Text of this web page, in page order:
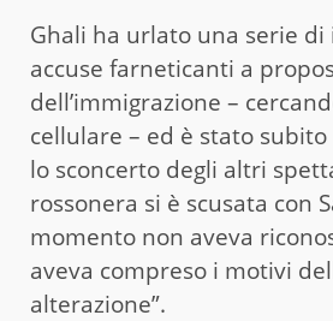
Ghali ha urlato una serie
accuse farneticanti a
dell’immigrazione –
cellulare – ed è stato
lo sconcerto degli altri
rossonera si è scusata con
momento non aveva
aveva compreso i motivi
alterazione”.